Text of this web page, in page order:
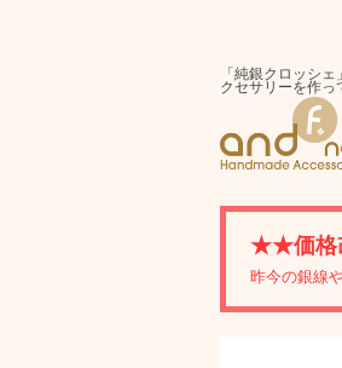
「純銀クロッシ
クセサリーを作
★★価格
昨今の銀線